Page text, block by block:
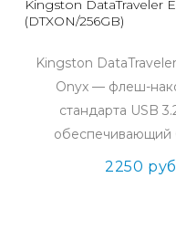
Kingston DataTraveler
(DTXON/256GB)
Kingston
Onyx — флеш-
стандарта USB
обеспечивающий
2250 руб